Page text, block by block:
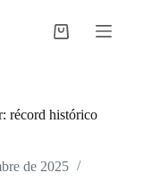
Carro
récord histórico
de 2025